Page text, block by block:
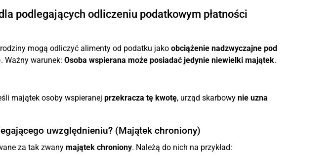
podlegających odliczeniu podatkowym płatności
mogą odliczyć alimenty od podatku jako obciążenie nadzwyczajne pod
Ważny warunek: Osoba wspierana może posiadać jedynie niewielki majątek.
majątek osoby wspieranej przekracza tę kwotę, urząd skarbowy nie uzna
uwzględnieniu? (Majątek chroniony)
za tak zwany majątek chroniony. Należą do nich na przykład: